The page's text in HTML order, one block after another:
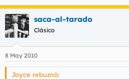
saca-al-tarado
Clásico
8 May 2010
Joyce rebuznó: